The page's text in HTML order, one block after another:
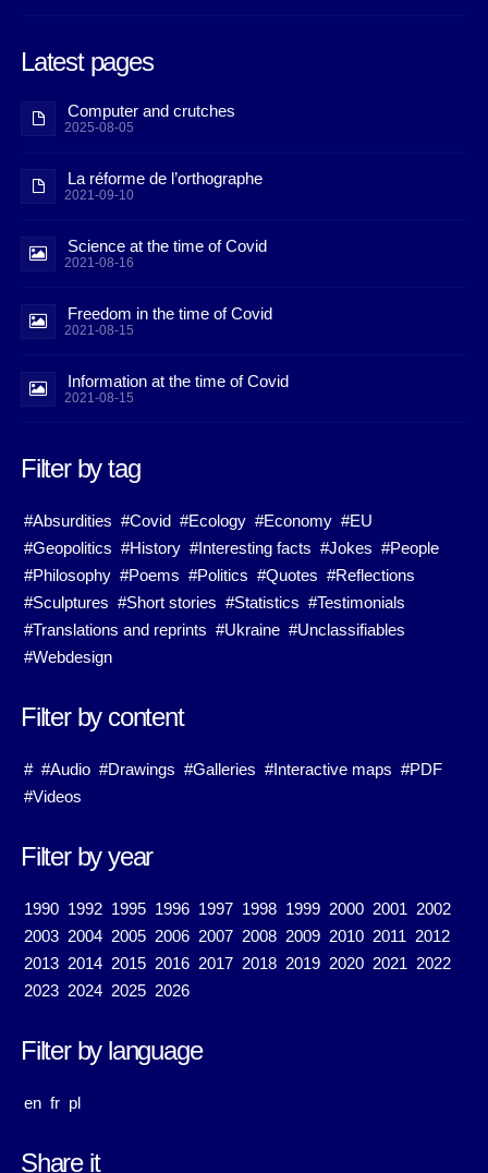
Latest pages
Computer and crutches
2025-08-05
La réforme de l’orthographe
2021-09-10
Science at the time of Covid
2021-08-16
Freedom in the time of Covid
2021-08-15
Information at the time of Covid
2021-08-15
Filter by tag
#Absurdities #Covid #Ecology #Economy #EU
#Geopolitics #History #Interesting facts #Jokes #People
#Philosophy #Poems #Politics #Quotes #Reflections
#Sculptures #Short stories #Statistics #Testimonials
#Translations and reprints #Ukraine #Unclassifiables
#Webdesign
Filter by content
# #Audio #Drawings #Galleries #Interactive maps #PDF
#Videos
Filter by year
1990 1992 1995 1996 1997 1998 1999 2000 2001 2002
2003 2004 2005 2006 2007 2008 2009 2010 2011 2012
2013 2014 2015 2016 2017 2018 2019 2020 2021 2022
2023 2024 2025 2026
Filter by language
en fr pl
Share it